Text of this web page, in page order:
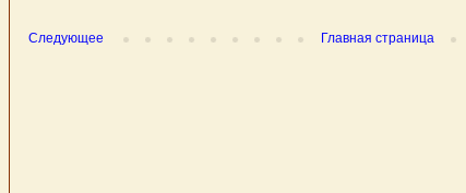
Следующее Главная страница